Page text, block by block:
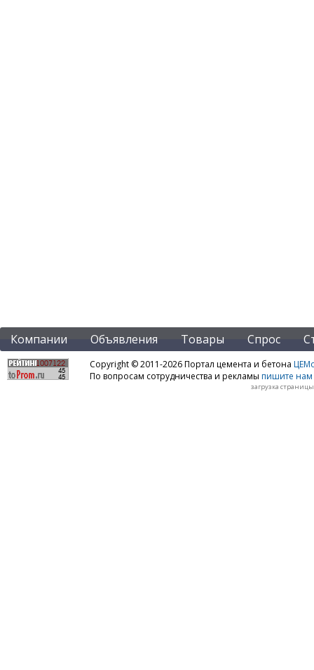
Компании Объявления Товары Спрос
Copyright © 2011-2026 Портал цемента и бетона
По вопросам сотрудничества и рекламы пишите нам
загрузка